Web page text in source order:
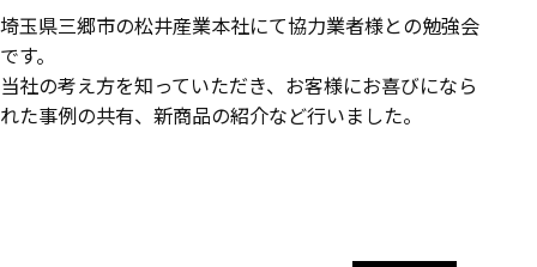
埼玉県三郷市の松井産業本社にて協力業者様との勉強会
です。
当社の考え方を知っていただき、お客様にお喜びになら
れた事例の共有、新商品の紹介など行いました。